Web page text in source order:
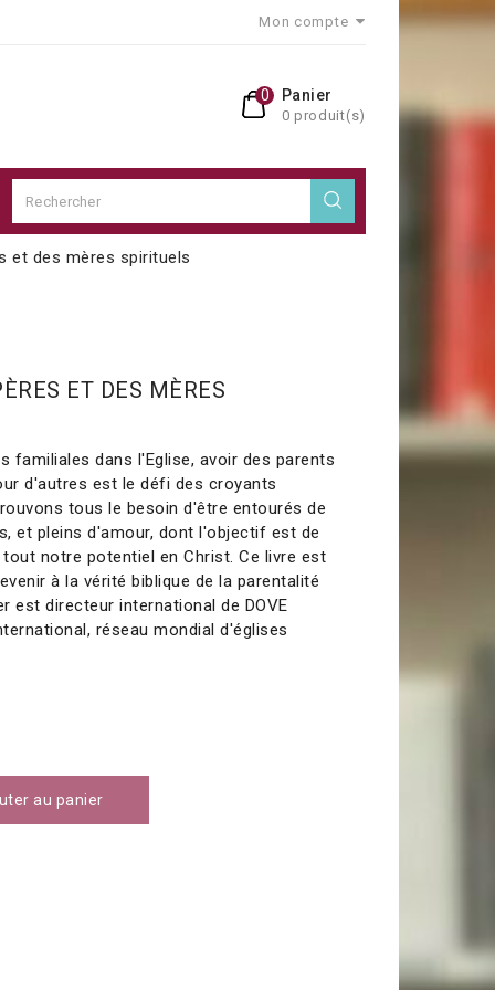
Mon compte
Panier
0 produit(s)
0
et des mères spirituels
ET DES MÈRES
familiales dans l'Eglise, avoir des parents
d'autres est le défi des croyants
tous le besoin d'être entourés de
et pleins d'amour, dont l'objectif est de
notre potentiel en Christ. Ce livre est
à la vérité biblique de la parentalité
est directeur international de DOVE
réseau mondial d'églises
au panier